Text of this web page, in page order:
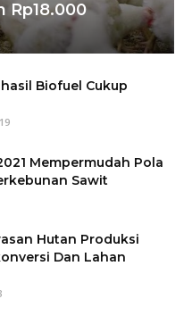
Rp18.000
Biofuel Cukup
Mempermudah Pola
Sawit
Hutan Produksi
Dan Lahan